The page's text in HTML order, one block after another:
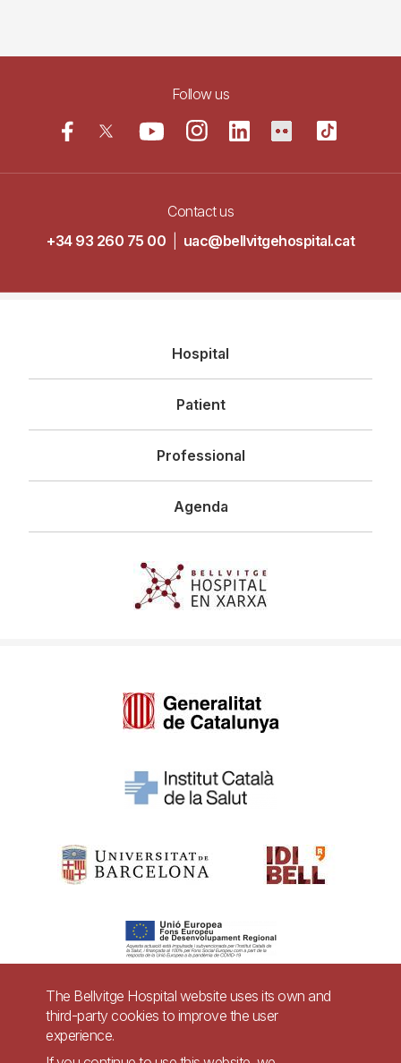
Follow us
Contact us
+34 93 260 75 00
uac@bellvitgehospital.cat
principal
Hospital
Patient
Professional
Agenda
Pie
The Bellvitge Hospital website uses its own and
third-party cookies to improve the user
experience.